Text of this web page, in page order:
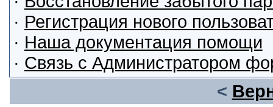
· Регистрация нового
· Наша документация помощи
· Связь с Администратором
<